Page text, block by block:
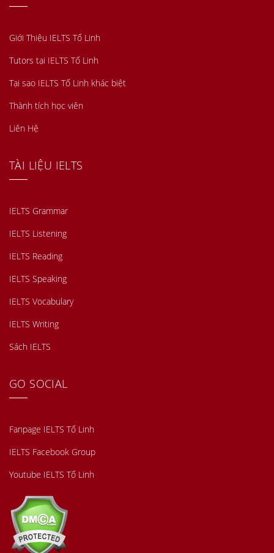
Giới Thiệu IELTS Tố Linh
Tutors tại IELTS Tố Linh
Tại sao IELTS Tố Linh khác biệt
Thành tích học viên
Liên Hệ
TÀI LIỆU IELTS
IELTS Grammar
IELTS Listening
IELTS Reading
IELTS Speaking
IELTS Vocabulary
IELTS Writing
Sách IELTS
GO SOCIAL
Fanpage IELTS Tố Linh
IELTS Facebook Group
Youtube IELTS Tố Linh